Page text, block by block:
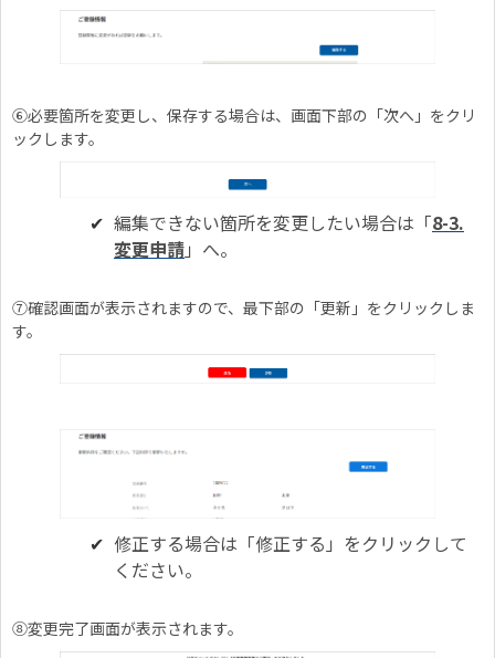
⑥必要箇所を変更し、保存する場合は、画面下部の「次へ」をクリ
ックします。
編集できない箇所を変更したい場合は「8-3.
変更申請」へ。
⑦確認画面が表示されますので、最下部の「更新」をクリックしま
す。
修正する場合は「修正する」をクリックして
ください。
⑧変更完了画面が表示されます。